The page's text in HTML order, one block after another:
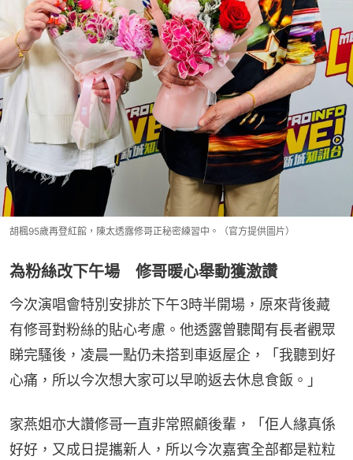
胡楓95歲再登紅館，陳太透露修哥正秘密練習中。（官方提供圖片）
為粉絲改下午場 修哥暖心舉動獲激讚
今次演唱會特別安排於下午3時半開場，原來背後藏
有修哥對粉絲的貼心考慮。他透露曾聽聞有長者觀眾
睇完騷後，凌晨一點仍未搭到車返屋企，「我聽到好
心痛，所以今次想大家可以早啲返去休息食飯。」
家燕姐亦大讚修哥一直非常照顧後輩，「佢人緣真係
好好，又成日提攜新人，所以今次嘉賓全部都是粒粒